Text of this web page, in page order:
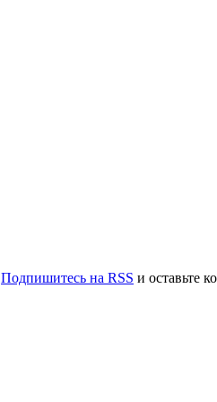
Подпишитесь на RSS и оставьте